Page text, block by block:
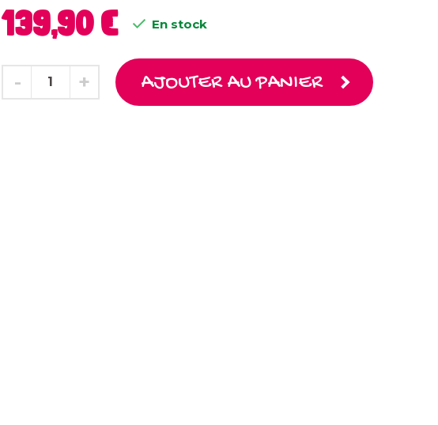
139,90 €  En stock
AJOUTER AU PANIER